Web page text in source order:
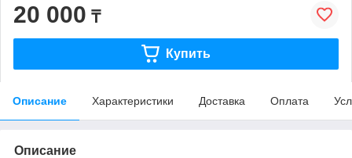
20 000 ₸
Купить
Описание Характеристики Доставка Оплата
Описание